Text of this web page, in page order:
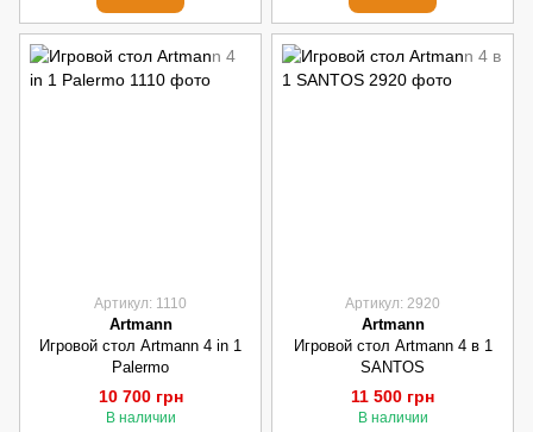
Артикул: 1110
Artmann
Игровой стол Artmann 4 in 1
Palermo
10 700 грн
В наличии
Артикул: 2920
Artmann
Игровой стол Artmann 4 в 1
SANTOS
11 500 грн
В наличии